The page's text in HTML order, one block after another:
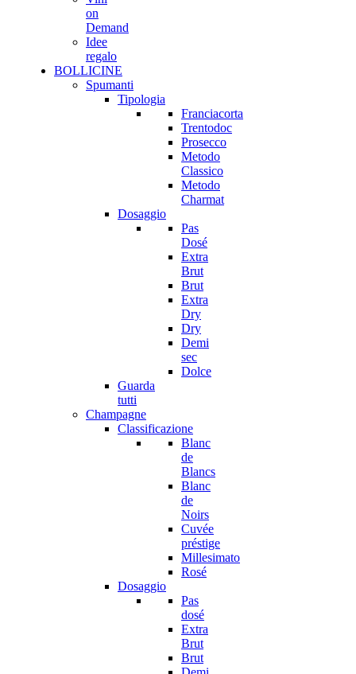
on
Demand
Idee
regalo
BOLLICINE
Spumanti
Tipologia
Franciacorta
Trentodoc
Prosecco
Metodo
Classico
Metodo
Charmat
Dosaggio
Pas
Dosé
Extra
Brut
Brut
Extra
Dry
Dry
Demi
sec
Dolce
Guarda
tutti
Champagne
Classificazione
Blanc
de
Blancs
Blanc
de
Noirs
Cuvée
préstige
Millesimato
Rosé
Dosaggio
Pas
dosé
Extra
Brut
Brut